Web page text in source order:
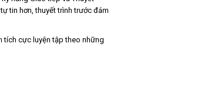
tin hơn, thuyết trình trước đám
tích cực luyện tập theo những